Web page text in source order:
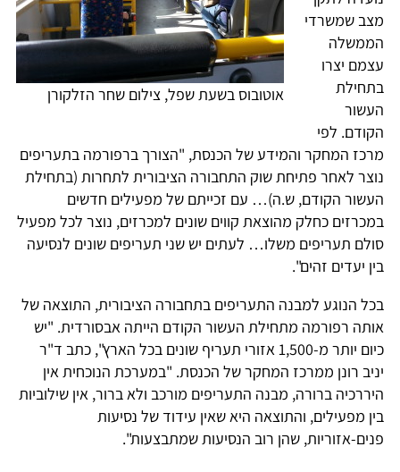
אוטובוס בשעת שפל, צילום שחר הזלקורן
מצב שמשרדי
הממשלה
עצמם יצרו
בתחילת
העשור
הקודם. לפי
מרכז המחקר והמידע של הכנסת, "הצורך ברפורמה בתעריפים
נוצר לאחר פתיחת שוק התחבורה הציבורית לתחרות (בתחילת
העשור הקודם, ש.ה)… עם זכייתם של מפעילים חדשים
במכרזים כחלק מהוצאת קווים שונים למכרזים, נוצר לכל מפעיל
סולם תעריפים משלו… לעתים יש שני תעריפים שונים לנסיעה
בין יעדים זהים".
בכל הנוגע למבנה התעריפים בתחבורה הציבורית, התוצאה של
אותה רפורמה מתחילת העשור הקודם הייתה אבסורדית. "יש
כיום יותר מ-1,500 אזורי תעריף שונים בכל הארץ", כתב ד"ר
יניב רונן ממרכז המחקר של הכנסת. "במערכת הנוכחית אין
היררכיה ברורה, מבנה התעריפים מורכב ולא ברור, אין שילוביות
בין מפעילים, והתוצאה היא שאין עידוד של נסיעות
פנים-אזוריות, שהן רוב הנסיעות שמתבצעות".